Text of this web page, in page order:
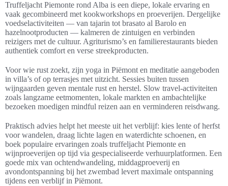
Truffeljacht Piemonte rond Alba is een diepe, lokale ervaring en
vaak gecombineerd met kookworkshops en proeverijen. Dergelijke
voedselactiviteiten — van tajarin tot brasato al Barolo en
hazelnootproducten — kalmeren de zintuigen en verbinden
reizigers met de cultuur. Agriturismo’s en familierestaurants bieden
authentiek comfort en verse streekproducten.
Voor wie rust zoekt, zijn yoga in Piëmont en meditatie aangeboden
in villa’s of op terrasjes met uitzicht. Sessies buiten tussen
wijngaarden geven mentale rust en herstel. Slow travel-activiteiten
zoals langzame eetmomenten, lokale markten en ambachtelijke
bezoeken moedigen mindful reizen aan en verminderen reisdwang.
Praktisch advies helpt het meeste uit het verblijf: kies lente of herfst
voor wandelen, draag lichte lagen en waterdichte schoenen, en
boek populaire ervaringen zoals truffeljacht Piemonte en
wijnproeverijen op tijd via gespecialiseerde verhuurplatformen. Een
goede mix van ochtendwandeling, middagproeverij en
avondontspanning bij het zwembad levert maximale ontspanning
tijdens een verblijf in Piëmont.